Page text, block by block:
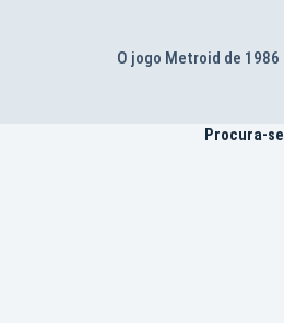
O jogo Metroid de 1986
Procura-se